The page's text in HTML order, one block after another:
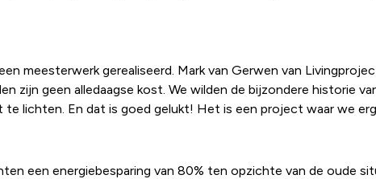
meesterwerk gerealiseerd. Mark van Gerwen van
zijn geen alledaagse kost. We wilden de bijzondere historie
lichten. En dat is goed gelukt! Het is een project waar we erg
een energiebesparing van 80% ten opzichte van de oude